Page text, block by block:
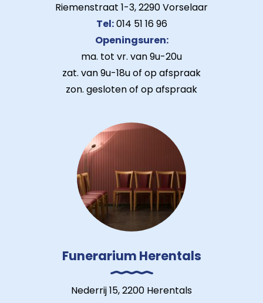
Riemenstraat 1-3, 2290 Vorselaar
Tel:014 51 16 96
Openingsuren:
ma. tot vr. van 9u-20u
zat. van 9u-18u of op afspraak
zon. gesloten of op afspraak
Funerarium Herentals
Nederrij 15, 2200 Herentals